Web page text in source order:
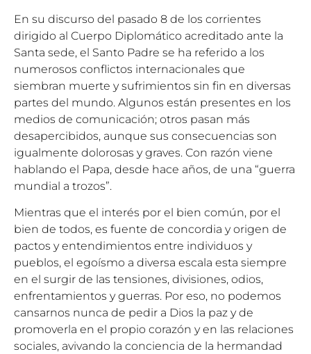
En su discurso del pasado 8 de los corrientes
dirigido al Cuerpo Diplomático acreditado ante la
Santa sede, el Santo Padre se ha referido a los
numerosos conflictos internacionales que
siembran muerte y sufrimientos sin fin en diversas
partes del mundo. Algunos están presentes en los
medios de comunicación; otros pasan más
desapercibidos, aunque sus consecuencias son
igualmente dolorosas y graves. Con razón viene
hablando el Papa, desde hace años, de una “guerra
mundial a trozos”.
Mientras que el interés por el bien común, por el
bien de todos, es fuente de concordia y origen de
pactos y entendimientos entre individuos y
pueblos, el egoísmo a diversa escala esta siempre
en el surgir de las tensiones, divisiones, odios,
enfrentamientos y guerras. Por eso, no podemos
cansarnos nunca de pedir a Dios la paz y de
promoverla en el propio corazón y en las relaciones
sociales, avivando la conciencia de la hermandad